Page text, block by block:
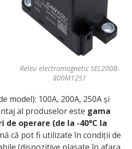
Releu electromagnetic SEL200B-
800M12S1
model): 100A, 200A, 250A și
al produselor este gama
operare (de la -40°C la
că pot fi utilizate în condiții de